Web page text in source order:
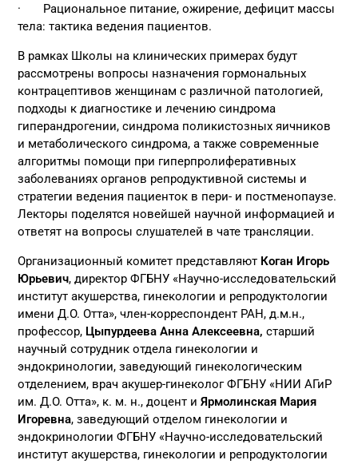
· Рациональное питание, ожирение, дефицит массы
тела: тактика ведения пациентов.
В рамках Школы на клинических примерах будут
рассмотрены вопросы назначения гормональных
контрацептивов женщинам с различной патологией,
подходы к диагностике и лечению синдрома
гиперандрогении, синдрома поликистозных яичников
и метаболического синдрома, а также современные
алгоритмы помощи при гиперпролиферативных
заболеваниях органов репродуктивной системы и
стратегии ведения пациенток в пери- и постменопаузе.
Лекторы поделятся новейшей научной информацией и
ответят на вопросы слушателей в чате трансляции.
Организационный комитет представляют Коган Игорь
Юрьевич, директор ФГБНУ «Научно-исследовательский
институт акушерства, гинекологии и репродуктологии
имени Д.О. Отта», член-корреспондент РАН, д.м.н.,
профессор, Цыпурдеева Анна Алексеевна, старший
научный сотрудник отдела гинекологии и
эндокринологии, заведующий гинекологическим
отделением, врач акушер-гинеколог ФГБНУ «НИИ АГиР
им. Д.О. Отта», к. м. н., доцент иЯрмолинская Мария
Игоревна, заведующий отделом гинекологии и
эндокринологии ФГБНУ «Научно-исследовательский
институт акушерства, гинекологии и репродуктологии